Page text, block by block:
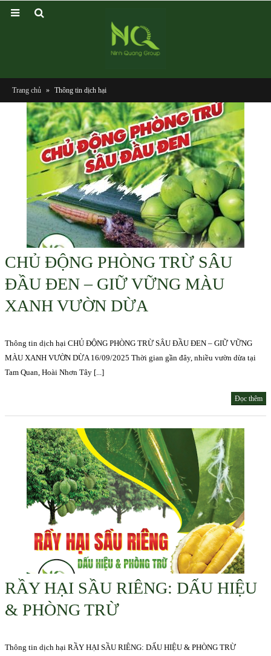
Trang chủ » Thông tin dịch hại
CHỦ ĐỘNG PHÒNG TRỪ SÂU
ĐẦU ĐEN – GIỮ VỮNG MÀU
XANH VƯỜN DỪA
Thông tin dịch hại CHỦ ĐỘNG PHÒNG TRỪ SÂU ĐẦU ĐEN – GIỮ VỮNG
MÀU XANH VƯỜN DỪA 16/09/2025 Thời gian gần đây, nhiều vườn dừa tại
Tam Quan, Hoài Nhơn Tây [...]
Đọc thêm
RẦY HẠI SẦU RIÊNG: DẤU HIỆU
& PHÒNG TRỪ
Thông tin dịch hại RẦY HẠI SẦU RIÊNG: DẤU HIỆU & PHÒNG TRỪ